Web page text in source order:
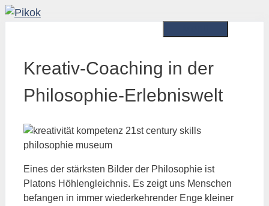
Zum
Kreativ-Coaching in der
Philosophie-Erlebniswelt
Eines der stärksten Bilder der Philosophie ist
Platons Höhlengleichnis. Es zeigt uns Menschen
befangen in immer wiederkehrender Enge kleiner